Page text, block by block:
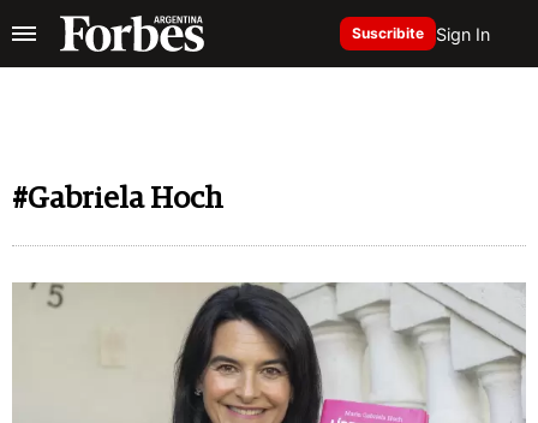
Suscribite Sign In
#Gabriela Hoch